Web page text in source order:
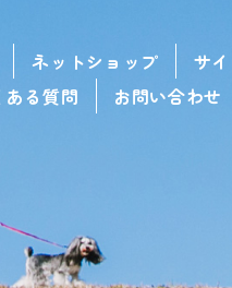
ネットショップ
サ
ある質問 お問い合わせ